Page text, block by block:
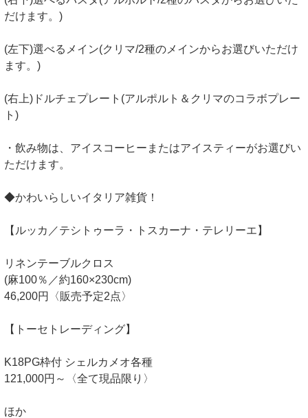
だけます。)
(左下)選べるメイン(クリマ/2種のメインからお選びいただけ
ます。)
(右上)ドルチェプレート(アルポルト＆クリマのコラボプレー
ト)
・飲み物は、アイスコーヒーまたはアイスティーがお選びい
ただけます。
◆かわいらしいイタリア雑貨！
【ルッカ／テシトゥーラ・トスカーナ・テレリーエ】
リネンテーブルクロス
(麻100％／約160×230cm)
46,200円〈販売予定2点〉
【トーセトレーディング】
K18PG枠付 シェルカメオ各種
121,000円～〈全て現品限り〉
ほか